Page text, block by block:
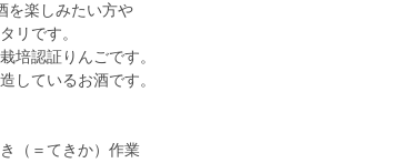
を楽しみたい方や
リです。
培認証りんごです。
しているお酒です。
（＝てきか）作業